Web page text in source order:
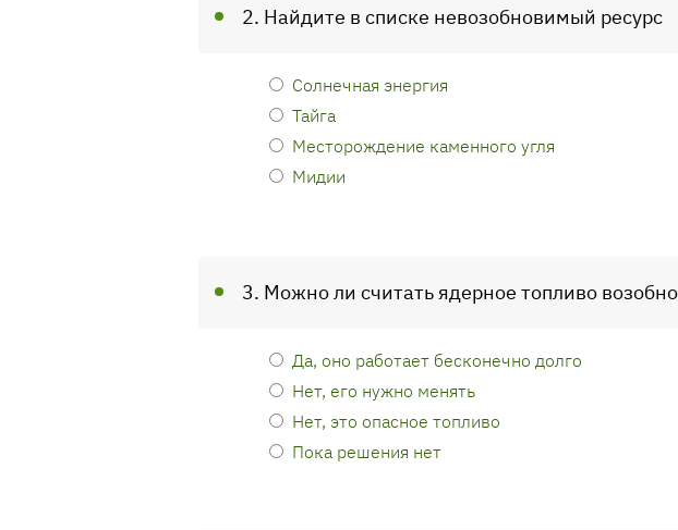
2. Найдите в списке невозобновимый ресурс
Солнечная энергия
Тайга
Месторождение каменного угля
Мидии
3. Можно ли считать ядерное топливо
Да, оно работает бесконечно долго
Нет, его нужно менять
Нет, это опасное топливо
Пока решения нет